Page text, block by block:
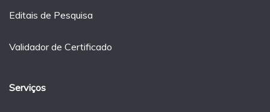
Editais de Pesquisa
Validador de Certificado
Serviços